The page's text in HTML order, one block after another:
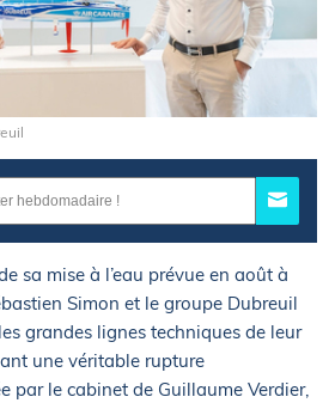
sa mise à l’eau prévue en août à
Simon et le groupe Dubreuil
grandes lignes techniques de leur
une véritable rupture
par le cabinet de Guillaume Verdier,